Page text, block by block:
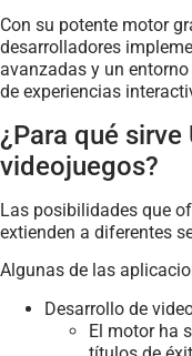
Con su potente motor
desarrolladores
avanzadas y un
de experiencias
¿Para qué
videojuegos?
Las posibilidades que
extienden a diferentes
Algunas de las
Desarrollo de
El motor ha